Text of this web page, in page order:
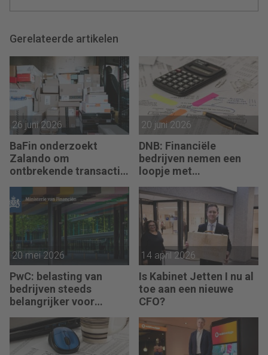
Gerelateerde artikelen
26 juni 2026
BaFin onderzoekt
Zalando om
ontbrekende transactie
20 juni 2026
DNB: Financiële
bedrijven nemen een
loopje met
vastekostenvereiste
20 mei 2026
PwC: belasting van
bedrijven steeds
belangrijker voor
14 april 2026
Is Kabinet Jetten I nu al
toe aan een nieuwe
CFO?